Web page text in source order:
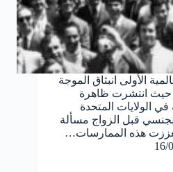
الأولى انبثاق الموجة
حيث انتشرت ظاهرة
الولايات المتحدة
قبل الزواج مسألة
تعززت هذه الممارسات…
16/